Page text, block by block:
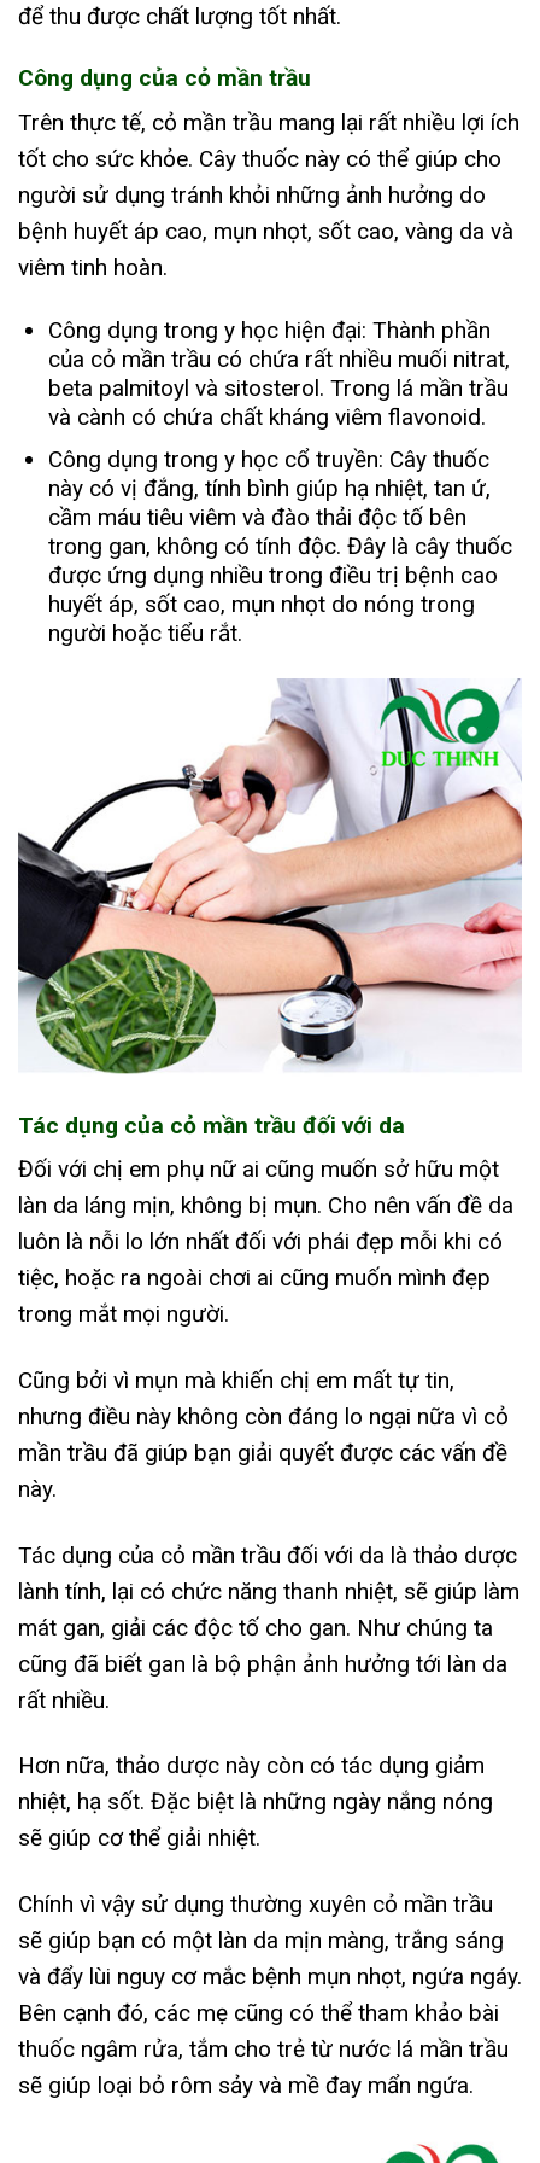
để thu được chất lượng tốt nhất.
Công dụng của cỏ mần trầu
Trên thực tế, cỏ mần trầu mang lại rất nhiều lợi ích
tốt cho sức khỏe. Cây thuốc này có thể giúp cho
người sử dụng tránh khỏi những ảnh hưởng do
bệnh huyết áp cao, mụn nhọt, sốt cao, vàng da và
viêm tinh hoàn.
Công dụng trong y học hiện đại: Thành phần
của cỏ mần trầu có chứa rất nhiều muối nitrat,
beta palmitoyl và sitosterol. Trong lá mần trầu
và cành có chứa chất kháng viêm flavonoid.
Công dụng trong y học cổ truyền: Cây thuốc
này có vị đắng, tính bình giúp hạ nhiệt, tan ứ,
cầm máu tiêu viêm và đào thải độc tố bên
trong gan, không có tính độc. Đây là cây thuốc
được ứng dụng nhiều trong điều trị bệnh cao
huyết áp, sốt cao, mụn nhọt do nóng trong
người hoặc tiểu rắt.
Tác dụng của cỏ mần trầu đối với da
Đối với chị em phụ nữ ai cũng muốn sở hữu một
làn da láng mịn, không bị mụn. Cho nên vấn đề da
luôn là nỗi lo lớn nhất đối với phái đẹp mỗi khi có
tiệc, hoặc ra ngoài chơi ai cũng muốn mình đẹp
trong mắt mọi người.
Cũng bởi vì mụn mà khiến chị em mất tự tin,
nhưng điều này không còn đáng lo ngại nữa vì cỏ
mần trầu đã giúp bạn giải quyết được các vấn đề
này.
Tác dụng của cỏ mần trầu đối với da là thảo dược
lành tính, lại có chức năng thanh nhiệt, sẽ giúp làm
mát gan, giải các độc tố cho gan. Như chúng ta
cũng đã biết gan là bộ phận ảnh hưởng tới làn da
rất nhiều.
Hơn nữa, thảo dược này còn có tác dụng giảm
nhiệt, hạ sốt. Đặc biệt là những ngày nắng nóng
sẽ giúp cơ thể giải nhiệt.
Chính vì vậy sử dụng thường xuyên cỏ mần trầu
sẽ giúp bạn có một làn da mịn màng, trắng sáng
và đẩy lùi nguy cơ mắc bệnh mụn nhọt, ngứa ngáy.
Bên cạnh đó, các mẹ cũng có thể tham khảo bài
thuốc ngâm rửa, tắm cho trẻ từ nước lá mần trầu
sẽ giúp loại bỏ rôm sảy và mề đay mẩn ngứa.